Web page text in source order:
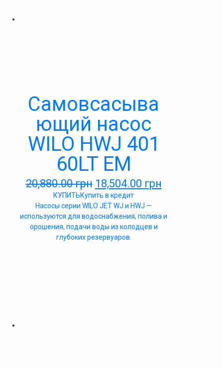
Самовсасыва
ющий насос
WILO HWJ 401
60LT EM
20,880.00грн 18,504.00 грн
КУПИТЬКупить в кредит
Насосы серии WILO JET WJ и HWJ —
используются для водоснабжения, полива и
орошения, подачи воды из колодцев и
глубоких резервуаров.